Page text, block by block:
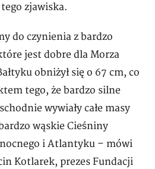
zjawiska.
do czynienia z bardzo
jest dobre dla Morza
obniżył się o 67 cm, co
tego, że bardzo silne
wywiały całe masy
wąskie Cieśniny
i Atlantyku – mówi
Kotlarek, prezes Fundacji